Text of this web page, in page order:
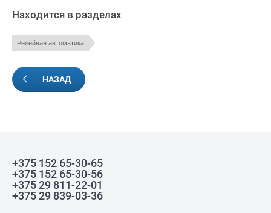
Находится в разделах
Релейная автоматика
НАЗАД
+375 152 65-30-65
+375 152 65-30-56
+375 29 811-22-01
+375 29 839-03-36